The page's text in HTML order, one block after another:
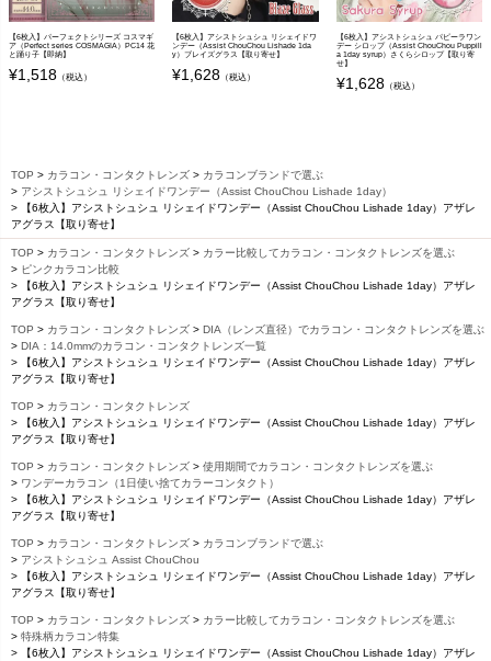
【6枚入】パーフェクトシリーズ コスマギ
ア（Perfect series COSMAGIA）PC14 花
と踊り子【即納】
¥1,518 （税込）
【6枚入】アシストシュシュ リシェイドワ
ンデー（Assist ChouChou Lishade 1da
y）ブレイズグラス【取り寄せ】
¥1,628 （税込）
【6枚入】アシストシュシュ パピーラワン
デー シロップ（Assist ChouChou Puppill
a 1day syrup）さくらシロップ【取り寄
せ】
¥1,628（税込）
TOP カラコン・コンタクトレンズ
カラコンブランドで選ぶ
アシストシュシュ リシェイドワンデー（Assist ChouChou Lishade 1day）
【6枚入】アシストシュシュ リシェイドワンデー（Assist ChouChou Lishade 1day）アザレ
アグラス【取り寄せ】
TOP カラコン・コンタクトレンズ
カラー比較してカラコン・コンタクトレンズを選ぶ
ピンクカラコン比較
【6枚入】アシストシュシュ リシェイドワンデー（Assist ChouChou Lishade 1day）アザレ
アグラス【取り寄せ】
TOP カラコン・コンタクトレンズ
DIA（レンズ直径）でカラコン・コンタクトレンズを選ぶ
DIA：14.0mmのカラコン・コンタクトレンズ一覧
【6枚入】アシストシュシュ リシェイドワンデー（Assist ChouChou Lishade 1day）アザレ
アグラス【取り寄せ】
TOP
カラコン・コンタクトレンズ
【6枚入】アシストシュシュ リシェイドワンデー（Assist ChouChou Lishade 1day）アザレ
アグラス【取り寄せ】
TOP カラコン・コンタクトレンズ
使用期間でカラコン・コンタクトレンズを選ぶ
ワンデーカラコン（1日使い捨てカラーコンタクト）
【6枚入】アシストシュシュ リシェイドワンデー（Assist ChouChou Lishade 1day）アザレ
アグラス【取り寄せ】
TOP カラコン・コンタクトレンズ
カラコンブランドで選ぶ
アシストシュシュ Assist ChouChou
【6枚入】アシストシュシュ リシェイドワンデー（Assist ChouChou Lishade 1day）アザレ
アグラス【取り寄せ】
TOP カラコン・コンタクトレンズ
カラー比較してカラコン・コンタクトレンズを選ぶ
特殊柄カラコン特集
【6枚入】アシストシュシュ リシェイドワンデー（Assist ChouChou Lishade 1day）アザレ